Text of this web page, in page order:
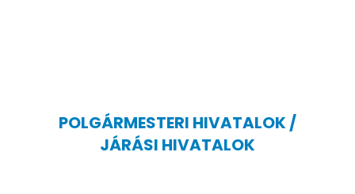
POLGÁRMESTERI HIVATALOK /
JÁRÁSI HIVATALOK